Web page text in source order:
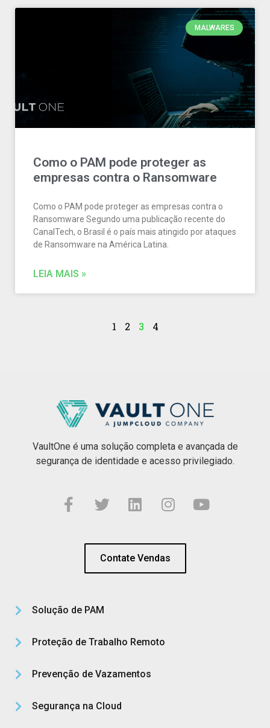
MALWARES
Como o PAM pode proteger as
empresas contra o Ransomware
Como o PAM pode proteger as empresas contra o
Ransomware Segundo uma publicação recente do
CanalTech, o Brasil é o país mais atingido por ataques
de Ransomware na América Latina.
LEIA MAIS »
1 2 3 4
VaultOne é uma solução completa e avançada de
segurança de identidade e acesso privilegiado.
Contate Vendas
Solução de PAM
Proteção de Trabalho Remoto
Prevenção de Vazamentos
Segurança na Cloud